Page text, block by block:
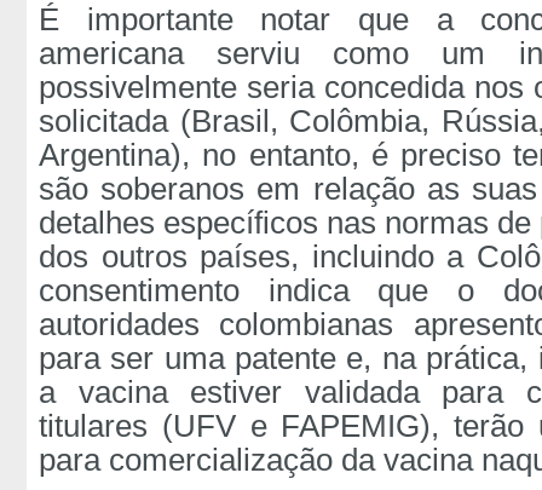
É importante notar que a
americana serviu como um
possivelmente seria concedida nos
solicitada (Brasil, Colômbia,
Argentina), no entanto, é preciso
são soberanos em relação as
detalhes específicos nas normas
dos outros países, incluindo a
consentimento indica que o
autoridades colombianas
para ser uma patente e, na
a vacina estiver validada para
titulares (UFV e FAPEMIG),
para comercialização da vacina